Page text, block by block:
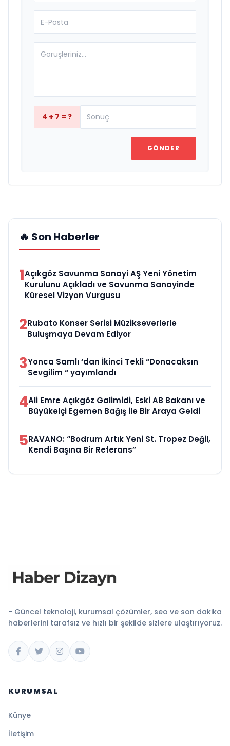
4 + 7 = ?
GÖNDER
🔥 Son Haberler
1Açıkgöz Savunma Sanayi AŞ Yeni Yönetim
Kurulunu Açıkladı ve Savunma Sanayinde
Küresel Vizyon Vurgusu
2Rubato Konser Serisi Müzikseverlerle
Buluşmaya Devam Ediyor
3Yonca Samlı ‘dan İkinci Tekli “Donacaksın
Sevgilim “ yayımlandı
4Ali Emre Açıkgöz Galimidi, Eski AB Bakanı ve
Büyükelçi Egemen Bağış ile Bir Araya Geldi
5RAVANO: “Bodrum Artık Yeni St. Tropez Değil,
Kendi Başına Bir Referans”
- Güncel teknoloji, kurumsal çözümler, seo ve son dakika
haberlerini tarafsız ve hızlı bir şekilde sizlere ulaştırıyoruz.
KURUMSAL
Künye
İletişim